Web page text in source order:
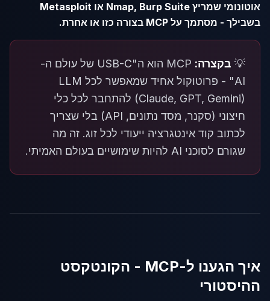
אוטונומי שמריץ Nmap, Burp Suite או Metasploit
בשבילך - מסתמך על MCP בצורה כזו או אחרת.
💡 בקצרה:
MCP הוא ה"USB-C של עולם ה-
AI" - פרוטוקול אחיד שמאפשר לכל LLM
(Claude, GPT, Gemini) להתחבר לכל כלי
חיצוני (סקנר, מסד נתונים, API) בלי שצריך
לכתוב קוד אינטגרציה ייעודי לכל זוג. זה מה
שגורם לסוכני AI להיות שימושיים בעולם האמיתי.
איך הגענו ל-MCP - הקונטקסט
ההיסטורי